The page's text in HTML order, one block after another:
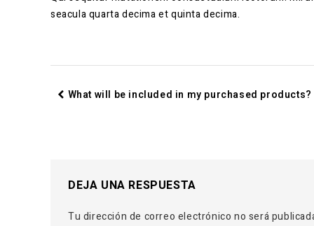
seacula quarta decima et quinta decima.
What will be included in my purchased products?
DEJA UNA RESPUESTA
Tu dirección de correo electrónico no será